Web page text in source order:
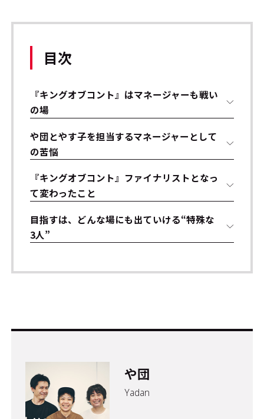
目次
『キングオブコント』はマネージャーも戦い
の場
や団とやす子を担当するマネージャーとして
の苦悩
『キングオブコント』ファイナリストとなっ
て変わったこと
目指すは、どんな場にも出ていける“特殊な
3人”
や団
Yadan